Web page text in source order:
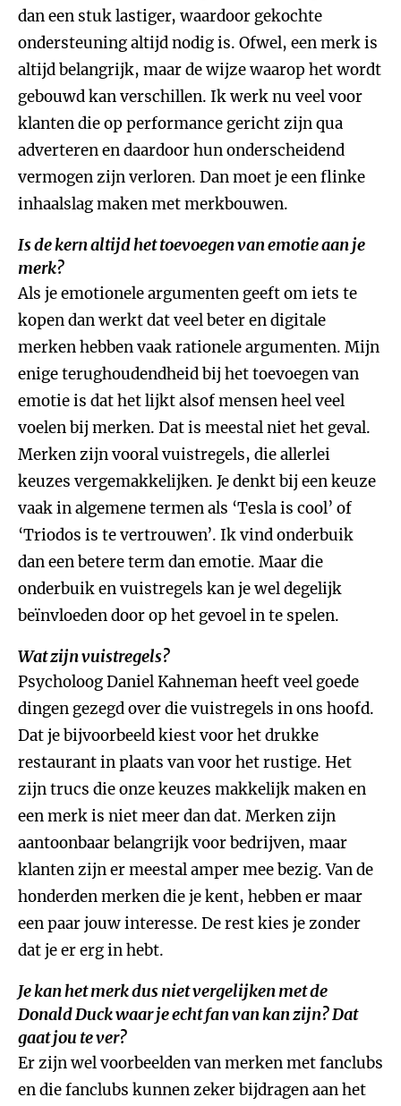
dan een stuk lastiger, waardoor gekochte
ondersteuning altijd nodig is. Ofwel, een merk is
altijd belangrijk, maar de wijze waarop het wordt
gebouwd kan verschillen. Ik werk nu veel voor
klanten die op performance gericht zijn qua
adverteren en daardoor hun onderscheidend
vermogen zijn verloren. Dan moet je een flinke
inhaalslag maken met merkbouwen.
Is de kern altijd het toevoegen van emotie aan je
merk?
Als je emotionele argumenten geeft om iets te
kopen dan werkt dat veel beter en digitale
merken hebben vaak rationele argumenten. Mijn
enige terughoudendheid bij het toevoegen van
emotie is dat het lijkt alsof mensen heel veel
voelen bij merken. Dat is meestal niet het geval.
Merken zijn vooral vuistregels, die allerlei
keuzes vergemakkelijken. Je denkt bij een keuze
vaak in algemene termen als ‘Tesla is cool’ of
‘Triodos is te vertrouwen’. Ik vind onderbuik
dan een betere term dan emotie. Maar die
onderbuik en vuistregels kan je wel degelijk
beïnvloeden door op het gevoel in te spelen.
Wat zijn vuistregels?
Psycholoog Daniel Kahneman heeft veel goede
dingen gezegd over die vuistregels in ons hoofd.
Dat je bijvoorbeeld kiest voor het drukke
restaurant in plaats van voor het rustige. Het
zijn trucs die onze keuzes makkelijk maken en
een merk is niet meer dan dat. Merken zijn
aantoonbaar belangrijk voor bedrijven, maar
klanten zijn er meestal amper mee bezig. Van de
honderden merken die je kent, hebben er maar
een paar jouw interesse. De rest kies je zonder
dat je er erg in hebt.
Je kan het merk dus niet vergelijken met de
Donald Duck waar je echt fan van kan zijn? Dat
gaat jou te ver?
Er zijn wel voorbeelden van merken met fanclubs
en die fanclubs kunnen zeker bijdragen aan het